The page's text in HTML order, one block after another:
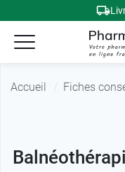
Accueil Fiches